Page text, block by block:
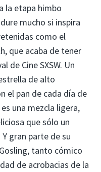
la etapa himbo
mucho si inspira
como el
que acaba de tener
de Cine SXSW. Un
de alto
el pan de cada día de
es una mezcla ligera,
que sólo un
gran parte de su
tanto cómico
de acrobacias de la